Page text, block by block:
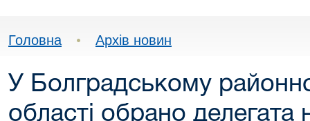
Головна • Архів новин
У Болградському
області обрано делегата